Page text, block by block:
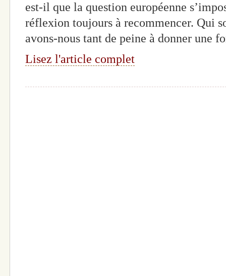
est-il que la question européenne
réflexion toujours à recommencer. Qui
avons-nous tant de peine à donner une
Lisez l'article complet